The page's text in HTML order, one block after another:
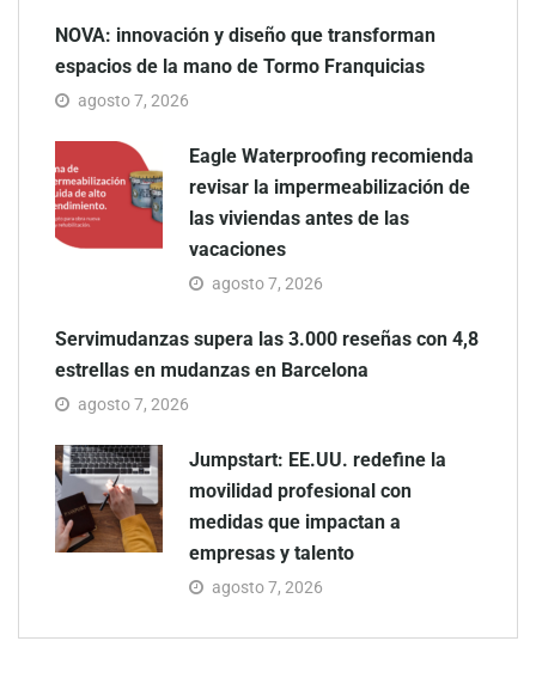
NOVA: innovación y diseño que transforman
espacios de la mano de Tormo Franquicias
agosto 7, 2026
Eagle Waterproofing recomienda
revisar la impermeabilización de
las viviendas antes de las
vacaciones
agosto 7, 2026
Servimudanzas supera las 3.000 reseñas con 4,8
estrellas en mudanzas en Barcelona
agosto 7, 2026
Jumpstart: EE.UU. redefine la
movilidad profesional con
medidas que impactan a
empresas y talento
agosto 7, 2026